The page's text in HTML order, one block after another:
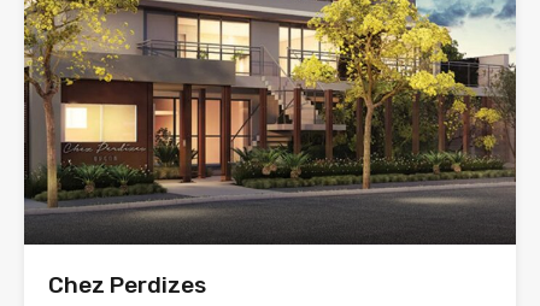
Chez Perdizes